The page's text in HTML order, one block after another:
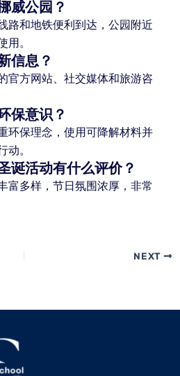
威公园？
路和地铁便利到达，公园附近
用。
信息？
官方网站、社交媒体和旅游咨
保意识？
环保理念，使用可降解材料并
动。
诞活动有什么评价？
富多样，节日氛围浓厚，非常
NEXT